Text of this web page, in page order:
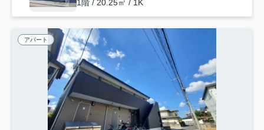
1階 / 20.25㎡ / 1K
アパート